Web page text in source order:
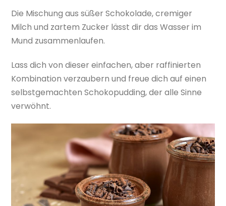
Die Mischung aus süßer Schokolade, cremiger
Milch und zartem Zucker lässt dir das Wasser im
Mund zusammenlaufen.
Lass dich von dieser einfachen, aber raffinierten
Kombination verzaubern und freue dich auf einen
selbstgemachten Schokopudding, der alle Sinne
verwöhnt.